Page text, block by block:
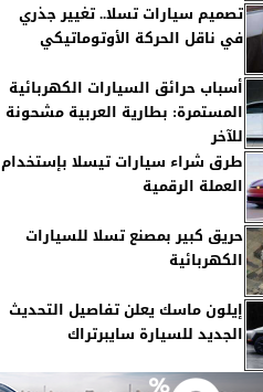
تصميم سيارات تسلا.. تغيير جذري
في ناقل الحركة الأوتوماتيكي
أسباب حرائق السيارات الكهربائية
المستمرة: بطارية العربية مشحونة
للآخر
طرق شراء سيارات تيسلا بإستخدام
العملة الرقمية
حريق كبير بمصنع تسلا للسيارات
الكهربائية
إيلون ماسك يعلن تفاصيل التحديث
الجديد للسيارة سايبرتراك